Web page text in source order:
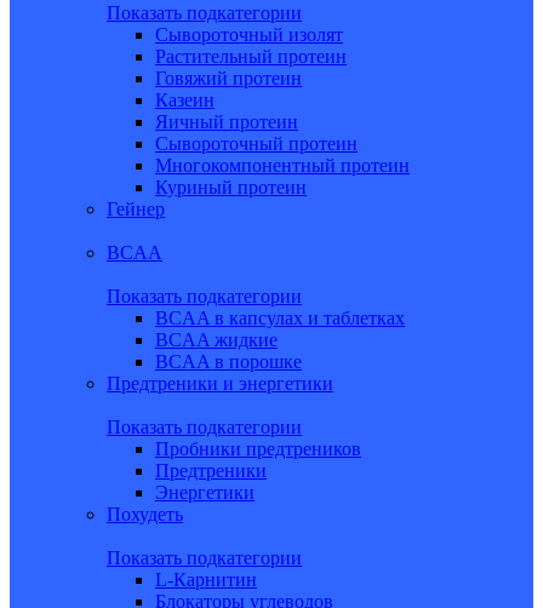
Показать подкатегории
Сывороточный изолят
Растительный протеин
Говяжий протеин
Казеин
Яичный протеин
Сывороточный протеин
Многокомпонентный протеин
Куриный протеин
Гейнер
BCAA
Показать подкатегории
BCAA в капсулах и таблетках
BCAA жидкие
BCAA в порошке
Предтреники и энергетики
Показать подкатегории
Пробники предтреников
Предтреники
Энергетики
Похудеть
Показать подкатегории
L-Карнитин
Блокаторы углеводов